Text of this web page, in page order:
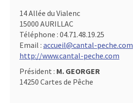
14 Allée du Vialenc
15000 AURILLAC
Téléphone : 04.71.48.19.25
Email : accueil@cantal-peche.com
http://www.cantal-peche.com
Président : M. GEORGER
14250 Cartes de Pêche